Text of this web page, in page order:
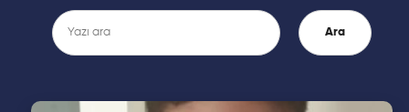
Ara